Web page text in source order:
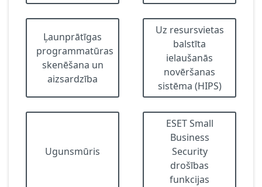
Ļaunprātīgas
programmatūras
skenēšana un
aizsardzība
Uz resursvietas
balstīta
ielaušanās
novēršanas
sistēma (HIPS)
Ugunsmūris
ESET Small
Business
Security
drošības
funkcijas